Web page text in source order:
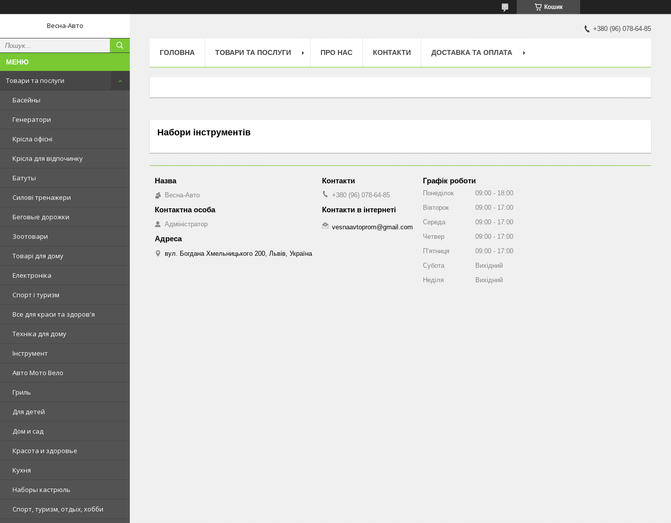
Кошик
Весна-Авто
Товари та послуги
Басейны
Генератори
Kрісла oфісні
Крісла для відпочинку
Батуты
Силові тренажери
Беговые дорожки
Зоотовари
Товарі для дому
Електроніка
Спорт і туризм
Все для краси та здоров'я
Техніка для дому
Інструмент
Авто Мото Вело
Гриль
Для детей
Дом и сад
Красота и здоровье
Кухня
Наборы кастрюль
Спорт, туризм, отдых, хобби
+380 (96) 078-64-85
ГОЛОВНА ТОВАРИ ТА ПОСЛУГИ ПРО НАС КОНТАКТИ ДОСТАВКА ТА ОПЛАТА
Набори інструментів
Весна-Авто
Адміністратор
вул. Богдана Хмельницького 200, Львів, Україна
+380 (96) 078-64-85
vesnaavtoprom@gmail.com
Графік роботи
Понеділок 09:00
18:00
Вівторок
09:00
17:00
Середа
09:00
17:00
Четвер
09:00
17:00
Пʼятниця
09:00
17:00
Субота
Вихідний
Неділя
Вихідний